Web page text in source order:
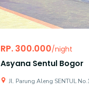
RP. 300.000/night
Asyana Sentul Bogor
Jl. Parung Aleng SENTUL